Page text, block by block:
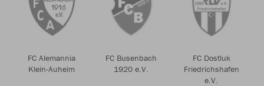
FC Alemannia
Klein-Auheim
FC Busenbach
1920 e.V.
FC Dostluk
Friedrichshafen
e.V.